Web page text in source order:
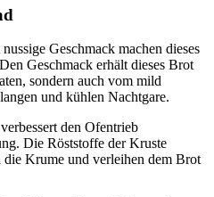
Geschmack machen dieses
Geschmack erhält dieses Brot
sondern auch vom mild
und kühlen Nachtgare.
den Ofentrieb
Die Röststoffe der Kruste
Krume und verleihen dem Brot